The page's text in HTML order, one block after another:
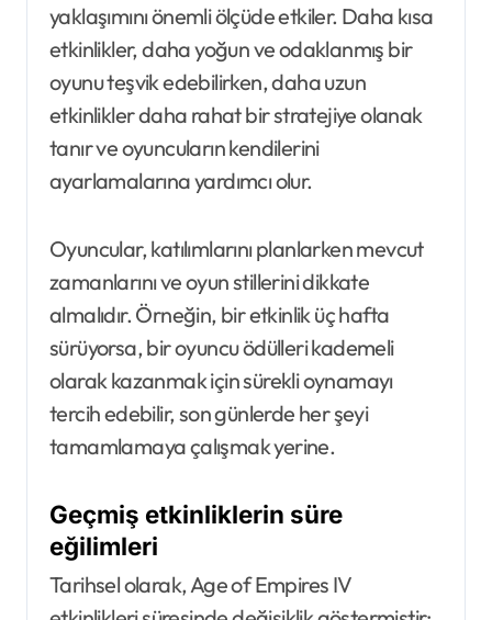
yaklaşımını önemli ölçüde etkiler. Daha kısa
etkinlikler, daha yoğun ve odaklanmış bir
oyunu teşvik edebilirken, daha uzun
etkinlikler daha rahat bir stratejiye olanak
tanır ve oyuncuların kendilerini
ayarlamalarına yardımcı olur.
Oyuncular, katılımlarını planlarken mevcut
zamanlarını ve oyun stillerini dikkate
almalıdır. Örneğin, bir etkinlik üç hafta
sürüyorsa, bir oyuncu ödülleri kademeli
olarak kazanmak için sürekli oynamayı
tercih edebilir, son günlerde her şeyi
tamamlamaya çalışmak yerine.
Geçmiş etkinliklerin süre
eğilimleri
Tarihsel olarak, Age of Empires IV